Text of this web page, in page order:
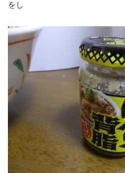
をし